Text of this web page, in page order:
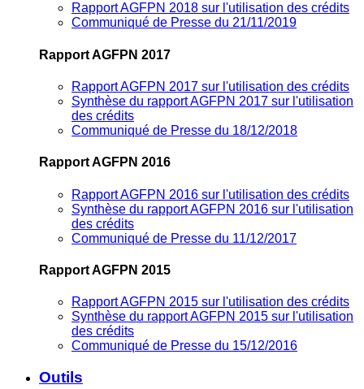
Rapport AGFPN 2018 sur l'utilisation des crédits
Communiqué de Presse du 21/11/2019
Rapport AGFPN 2017
Rapport AGFPN 2017 sur l'utilisation des crédits
Synthèse du rapport AGFPN 2017 sur l'utilisation
des crédits
Communiqué de Presse du 18/12/2018
Rapport AGFPN 2016
Rapport AGFPN 2016 sur l'utilisation des crédits
Synthèse du rapport AGFPN 2016 sur l'utilisation
des crédits
Communiqué de Presse du 11/12/2017
Rapport AGFPN 2015
Rapport AGFPN 2015 sur l'utilisation des crédits
Synthèse du rapport AGFPN 2015 sur l'utilisation
des crédits
Communiqué de Presse du 15/12/2016
Outils